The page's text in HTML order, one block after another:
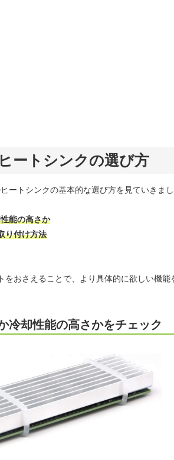
ートシンクの選び方
ートシンクの基本的な選び方を見ていきま
能の高さか
り付け方法
をおさえることで、より具体的に欲しい機
冷却性能の高さかをチェック